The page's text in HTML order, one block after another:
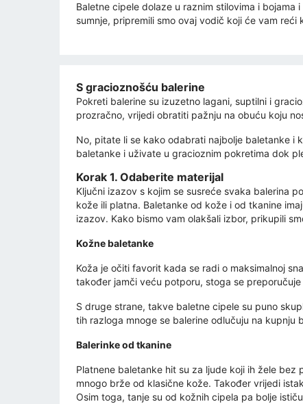
Baletne cipele dolaze u raznim stilovima i
sumnje, pripremili smo ovaj vodič koji će vam
S gracioznošću balerine
Pokreti balerine su izuzetno lagani, suptilni i
prozračno, vrijedi obratiti pažnju na obuću koju
No, pitate li se kako odabrati najbolje baletanke i
baletanke i uživate u gracioznim pokretima dok
Korak 1. Odaberite materijal
Ključni izazov s kojim se susreće svaka balerina
kože ili platna. Baletanke od kože i od tkanine
izazov. Kako bismo vam olakšali izbor, prikupili
Kožne baletanke
Koža je očiti favorit kada se radi o maksimalnoj
također jamči veću potporu, stoga se
S druge strane, takve baletne cipele su puno
tih razloga mnoge se balerine odlučuju na kupnju
Balerinke od tkanine
Platnene baletanke hit su za ljude koji ih žele
mnogo brže od klasične kože. Također vrijedi
Osim toga, tanje su od kožnih cipela pa bolje